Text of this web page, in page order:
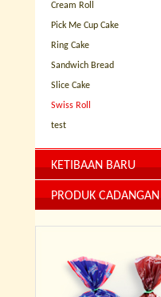
Cream Roll
Pick Me Cup Cake
Ring Cake
Sandwich Bread
Slice Cake
Swiss Roll
test
KETIBAAN BARU
PRODUK CADANGAN